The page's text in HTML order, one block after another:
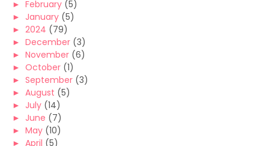
► February (5)
► January (5)
► 2024 (79)
► December (3)
► November (6)
► October (1)
► September (3)
► August (5)
► July (14)
► June (7)
► May (10)
► April (5)